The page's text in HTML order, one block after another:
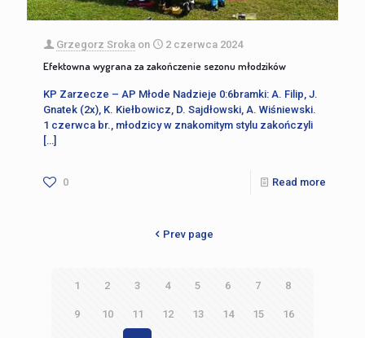
Grzegorz Sroka on 2 czerwca 2024
Efektowna wygrana za zakończenie sezonu młodzików
KP Zarzecze – AP Młode Nadzieje 0:6bramki: A. Filip, J.
Gnatek (2x), K. Kiełbowicz, D. Sajdłowski, A. Wiśniewski.
1 czerwca br., młodzicy w znakomitym stylu zakończyli
[…]
0 Read more
Prev page
1 2 3 4 5 6 7 8
9 10 11 12 13 14 15 16